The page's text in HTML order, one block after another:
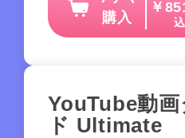
購入
￥
込
YouTube動
ド Ultimate